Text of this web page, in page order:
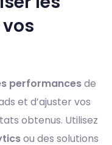
performancesde
et d’ajuster vos
obtenus. Utilisez
ou des solutions